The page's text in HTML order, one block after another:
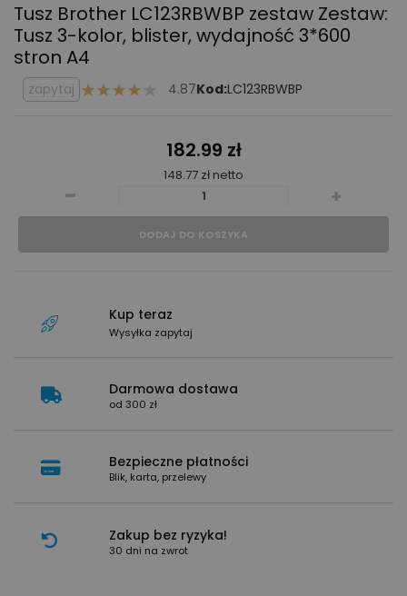
Tusz Brother LC123RBWBP zestaw Zestaw:
Tusz 3-kolor, blister, wydajność 3*600
stron A4
zapytaj 4.87Kod:LC123RBWBP
182.99 zł
148.77 zł netto
- +
DODAJ DO KOSZYKA
Kup teraz
Wysyłka zapytaj
Darmowa dostawa
od 300 zł
Bezpieczne płatności
Blik, karta, przelewy
Zakup bez ryzyka!
30 dni na zwrot